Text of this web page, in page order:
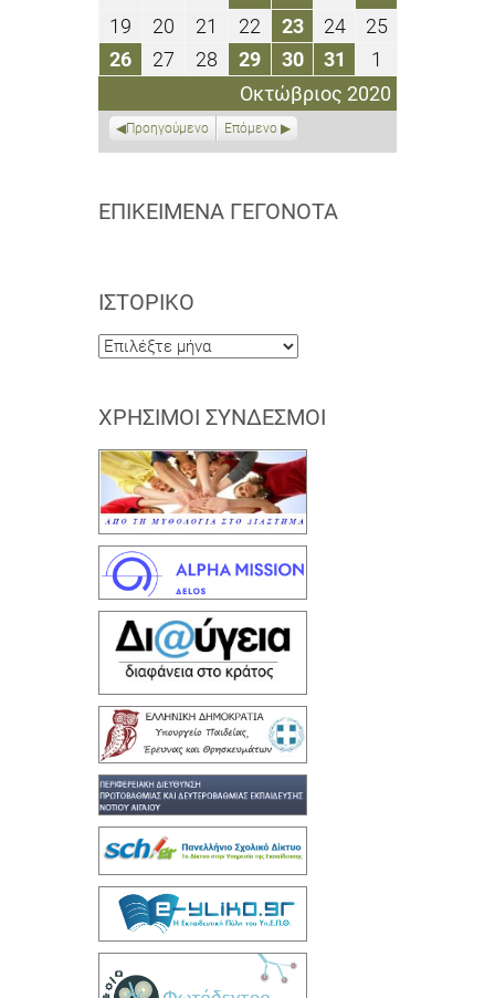
Οκτώβριος 2020
202020202020 20202020
Οκτωβρίου
2020
Οκτωβρίου
2020
Οκτωβρίου
2020
Οκτωβρίου
2020
Οκτωβρίου
2020
Οκτωβρίου
2020
Οκτωβρίου
2020
19
Οκτωβρίου
2020
20
Οκτωβρίου
2020
21
Οκτωβρίου
2020
22
Οκτωβρίου
2020
2323
Οκτωβρίου
2020
2424
Οκτωβρίου
2020
2525
2020
2626
Οκτωβρίου
27
Οκτωβρίου
28
Οκτωβρίου
2020
2929
Οκτωβρίου
2020
3030
Οκτωβρίου
2020
31
Οκτωβρίου
2020
1
Νοεμβρίου
2020
Προηγούμενο Επόμενο
ΕΠΙΚΕΊΜΕΝΑ ΓΕΓΟΝΌΤΑ
ΙΣΤΟΡΙΚΌ
Ιστορικό
ΧΡΉΣΙΜΟΙ ΣΎΝΔΕΣΜΟΙ